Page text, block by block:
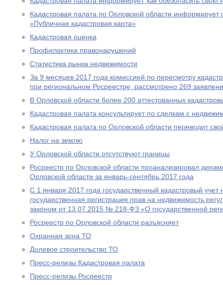
Кадастровая палата по Орловской области информирует
«Публичная кадастровая карта»
Кадастровая оценка
Профилактика правонарушений
Статистика рынка недвижимости
За 9 месяцев 2017 года комиссией по пересмотру
при региональном Росреестре, рассмотрено 269
В Орловской области более 200 аттестованных
Кадастровая палата консультирует по сделкам с
Кадастровая палата по Орловской области переводит
Налог на землю
У Орловской области отсутствуют границы
Росреестр по Орловской области проанализировал
Орловской области за январь-сентябрь 2017 года
С 1 января 2017 года государственный кадастровый учет
государственная регистрация прав на недвижимость
законом от 13.07.2015 № 218-ФЗ «О государственной
Росреестр по Орловской области разъясняет
Охранная зона ТО
Долевое строительство ТО
Пресс-релизы Кадастровая палата
Пресс-релизы Росреестр